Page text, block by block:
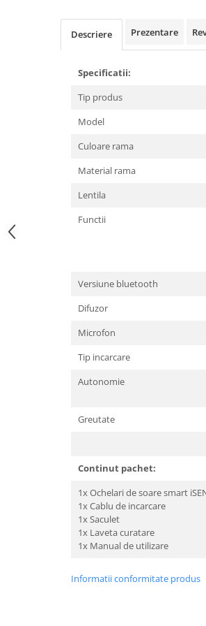
Descriere Prezentare
Specificatii:
Tip produs
Model
Culoare rama
Material rama
Lentila
Functii
Versiune bluetooth
Difuzor
Microfon
Tip incarcare
Autonomie
Greutate
Continut pachet:
1x Ochelari de soare smart
1x Cablu de incarcare
1x Saculet
1x Laveta curatare
1x Manual de utilizare
Informatii conformitate produs